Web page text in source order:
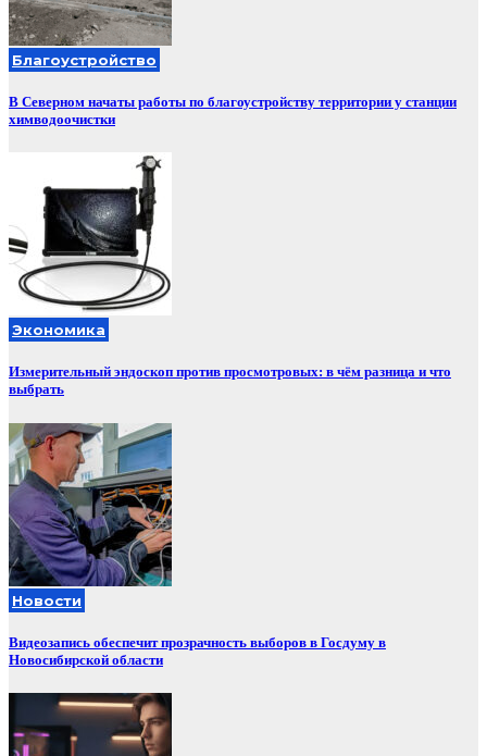
Благоустройство
В Северном начаты работы по благоустройству территории у станции
химводоочистки
Экономика
Измерительный эндоскоп против просмотровых: в чём разница и что
выбрать
Новости
Видеозапись обеспечит прозрачность выборов в Госдуму в
Новосибирской области